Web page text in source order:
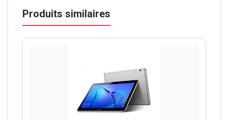
Produits similaires